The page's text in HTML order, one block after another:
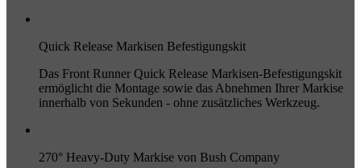
Quick Release Markisen Befestigungskit
Das Front Runner Quick Release Markisen-Befestigungskit
ermöglicht die Montage sowie das Abnehmen Ihrer Markise
innerhalb von Sekunden - ohne zusätzliches Werkzeug.
270° Heavy-Duty Markise von Bush Company